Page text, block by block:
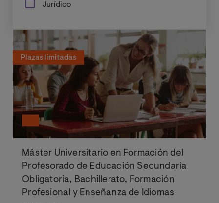
Jurídico
Plazas limitadas
Máster Universitario en Formación del
Profesorado de Educación Secundaria
Obligatoria, Bachillerato, Formación
Profesional y Enseñanza de Idiomas